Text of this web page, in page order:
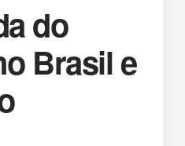
do
Brasil e